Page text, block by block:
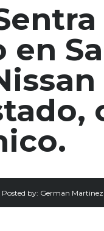
en
Posted by: German Martinez